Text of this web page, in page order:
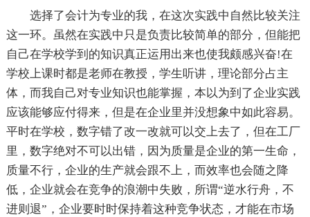
选择了会计为专业的我，在这次实践中自然比较关注
这一环。虽然在实践中只是负责比较简单的部分，但能把
自己在学校学到的知识真正运用出来也使我颇感兴奋!在
学校上课时都是老师在教授，学生听讲，理论部分占主
体，而我自己对专业知识也能掌握，本以为到了企业实践
应该能够应付得来，但是在企业里并没想象中如此容易。
平时在学校，数字错了改一改就可以交上去了，但在工厂
里，数字绝对不可以出错，因为质量是企业的第一生命，
质量不行，企业的生产就会跟不上，而效率也会随之降
低，企业就会在竞争的浪潮中失败，所谓“逆水行舟，不
进则退”，企业要时时保持着这种竞争状态，才能在市场